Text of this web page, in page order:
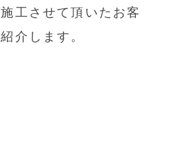
工させて頂いたお客
介します。